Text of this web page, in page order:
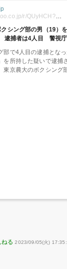
r/QUyHCH?
クシング部の男（19
逮捕者は4人目 警視庁
部で4人目の逮捕とな
した疑いで逮捕された。 大
東京農大のボクシング
2023/09/05(火)